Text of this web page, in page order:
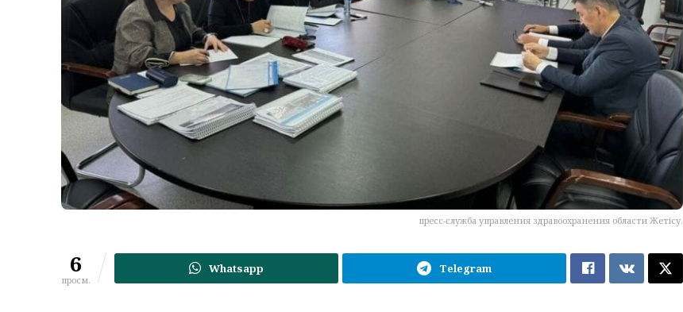
пресс-служба управления здравоохранения области Жетісу.
6
просм.
Whatsapp Telegram